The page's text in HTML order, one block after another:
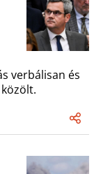
verbálisan és